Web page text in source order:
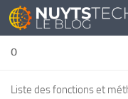
Skip to content
O
Liste des fonctions et